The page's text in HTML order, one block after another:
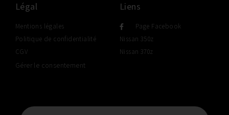
Légal
Mentions légales
Politique de confidentialité
CGV
Gérer le consentement
Liens
Page Facebook
Nissan 350z
Nissan 370z